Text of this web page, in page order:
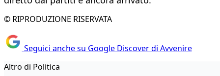
© RIPRODUZIONE RISERVATA
Seguici anche su Google Discover di Avvenire
Altro di Politica